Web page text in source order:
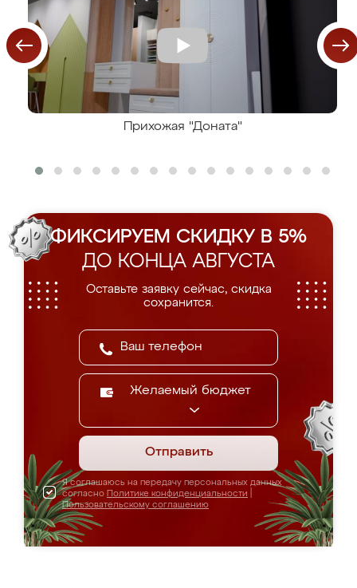
Прихожая "Доната"
ФИКСИРУЕМ СКИДКУ В 5%
ДО КОНЦА АВГУСТА
Оставьте заявку сейчас, скидка
сохранится.
Желаемый бюджет
Отправить
Я соглашаюсь на передачу персональных данных
согласно Политике конфиденциальности
Пользовательскому соглашению